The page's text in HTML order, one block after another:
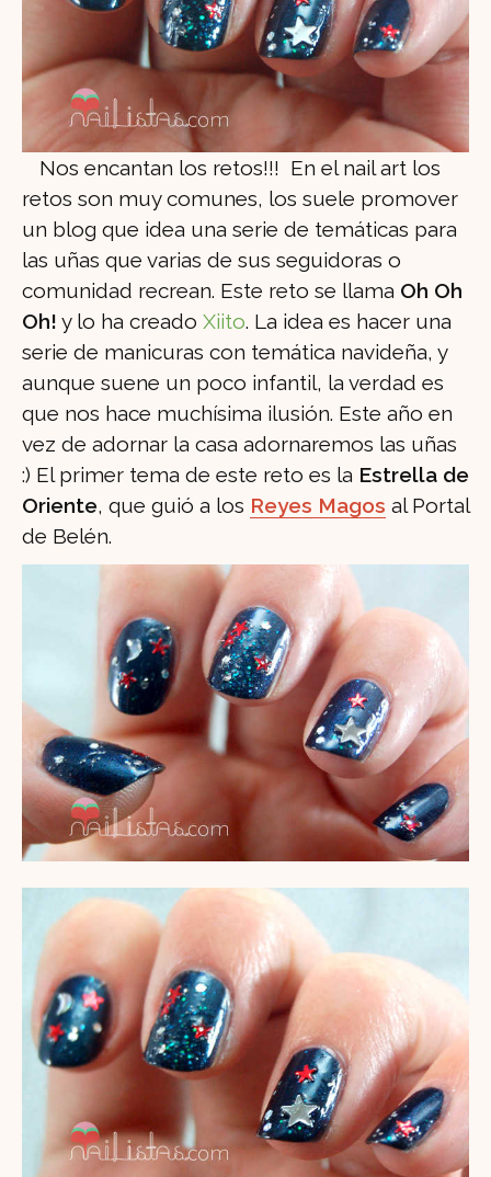
Nos encantan los retos!!! En el nail art los
retos son muy comunes, los suele promover
un blog que idea una serie de temáticas para
las uñas que varias de sus seguidoras o
comunidad recrean. Este reto se llama Oh Oh
Oh! y lo ha creado Xiito. La idea es hacer una
serie de manicuras con temática navideña, y
aunque suene un poco infantil, la verdad es
que nos hace muchísima ilusión. Este año en
vez de adornar la casa adornaremos las uñas
:) El primer tema de este reto es la Estrella de
Oriente, que guió a los Reyes Magos al Portal
de Belén.